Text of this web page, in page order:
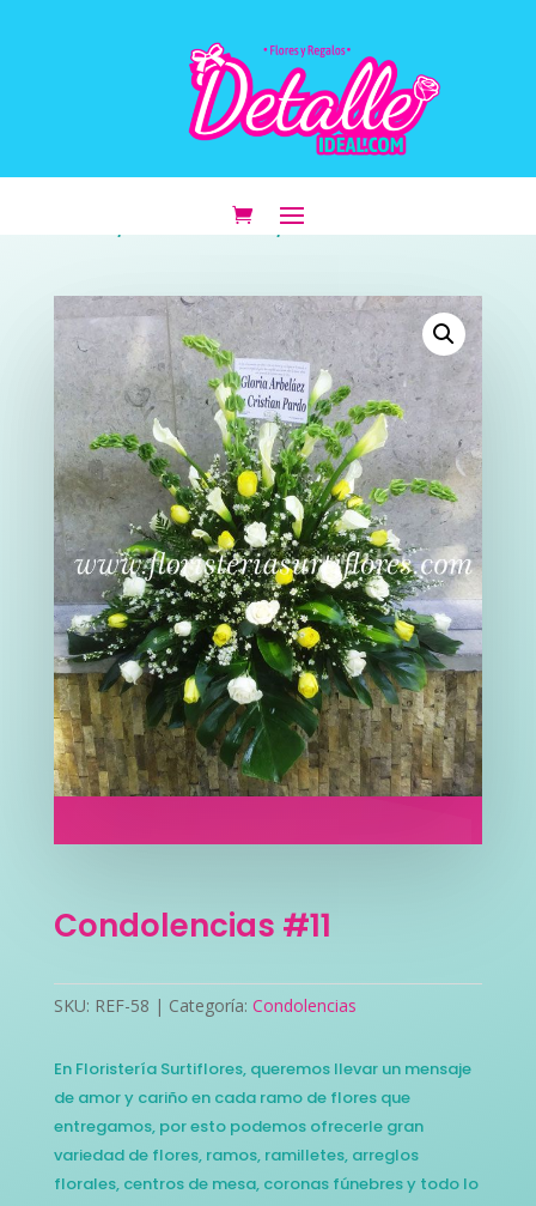
/ CONDOLENCIAS/ CONDOLENCIAS #11
Condolencias #11
SKU: REF-58 Categoría: Condolencias
En Floristería Surtiflores, queremos llevar un mensaje
de amor y cariño en cada ramo de flores que
entregamos, por esto podemos ofrecerle gran
variedad de flores, ramos, ramilletes, arreglos
florales, centros de mesa, coronas fúnebres y todo lo